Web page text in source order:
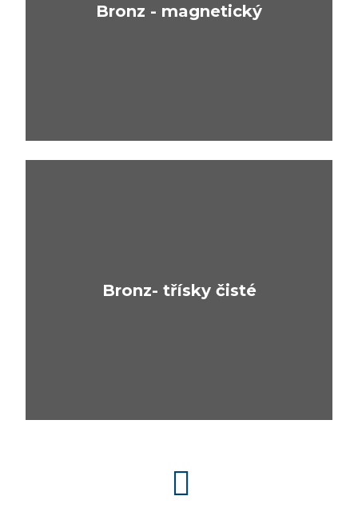
Bronz - magnetický
Bronz- třísky čisté